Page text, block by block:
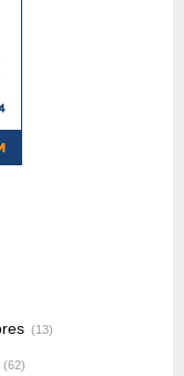
(13)
(62)